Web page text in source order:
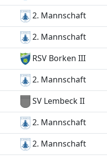
2. Mannschaft
2. Mannschaft
RSV Borken III
2. Mannschaft
SV Lembeck II
2. Mannschaft
2. Mannschaft